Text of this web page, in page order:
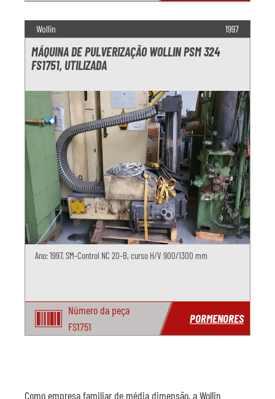
Wollin 1997
MÁQUINA DE PULVERIZAÇÃO WOLLIN PSM 324
FS1751, UTILIZADA
Ano: 1997, SM-Control NC 20-B, curso H/V 900/1300 mm
Número da peça
FS1751
PORMENORES
Como empresa familiar de média dimensão, a Wollin